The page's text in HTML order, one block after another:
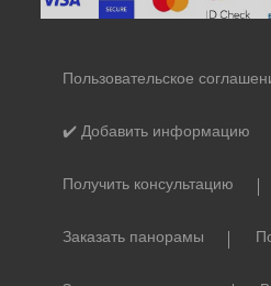
Пользовательское
✔️ Добавить информацию
Получить консультацию
Заказать панорамы